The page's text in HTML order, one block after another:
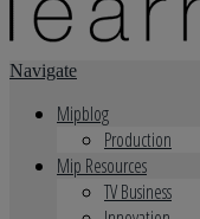
Navigate
Mipblog
Production
Mip Resources
TV Business